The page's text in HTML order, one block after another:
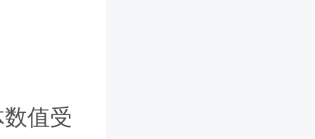
值受